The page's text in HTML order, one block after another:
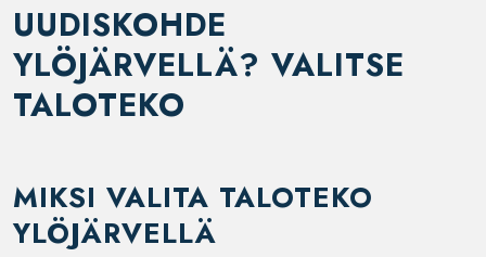
UUDISKOHDE
YLÖJÄRVELLÄ? VALITSE
TALOTEKO
MIKSI VALITA TALOTEKO
YLÖJÄRVELLÄ